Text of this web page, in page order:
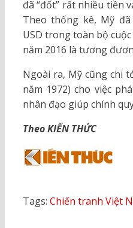
đã “đốt” rất nhiều tiền
Theo thống kê, Mỹ
USD trong toàn bộ
năm 2016 là tương
Ngoài ra, Mỹ cũng chi
năm 1972) cho việc
nhân đạo giúp chính
Theo KIẾN THỨC
Tags: Chiến tranh Việt